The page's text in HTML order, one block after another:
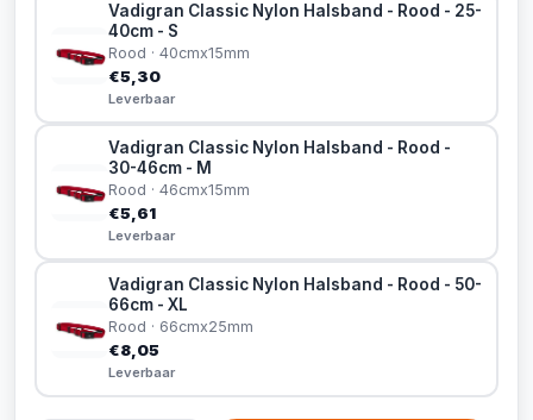
Vadigran Classic Nylon Halsband - Rood - 25-
40cm - S
Rood · 40cmx15mm
€5,30
Leverbaar
Vadigran Classic Nylon Halsband - Rood -
30-46cm - M
Rood · 46cmx15mm
€5,61
Leverbaar
Vadigran Classic Nylon Halsband - Rood - 50-
66cm - XL
Rood · 66cmx25mm
€8,05
Leverbaar